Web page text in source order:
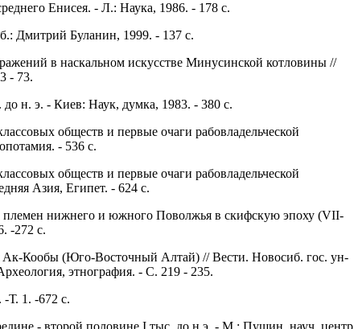
Енисея. - Л.: Наука, 1986. - 178 с.
Дмитрий Буланин, 1999. - 137 с.
в наскальном искусстве Минусинской котловины //
- 73.
н. э. - Киев: Наук, думка, 1983. - 380 с.
обществ и первые очаги рабовладельческой
- 536 с.
обществ и первые очаги рабовладельческой
Азия, Египет. - 624 с.
племен нижнего и южного Поволжья в скифскую эпоху (VII-
-272 с.
Ак-Кообы (Юго-Восточный Алтай) // Вести. Новосиб. гос. ун-
этнография. - С. 219 - 235.
Т. 1. -672 с.
- второй половине I тыс. до н.э. - М.: Пущин, науч. центр